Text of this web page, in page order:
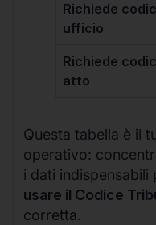
Richiede
ufficio
Richiede
atto
Questa tabella è il
operativo:
i dati indispensabili
usare il Codice
corretta.